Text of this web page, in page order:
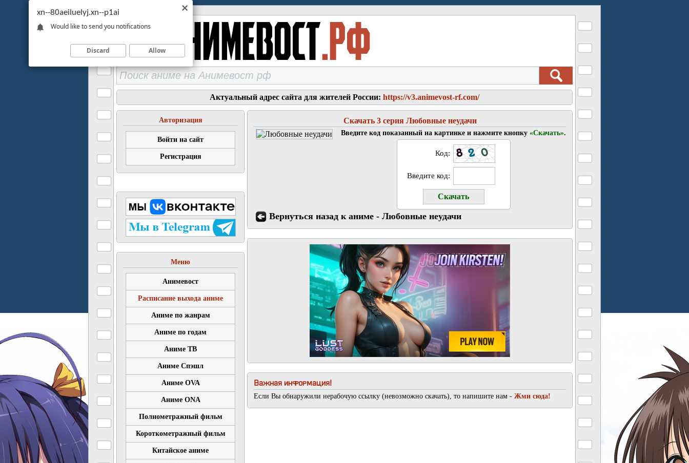
Актуальный адрес сайта для жителей России: https://v3.animevost-rf.com/
Авторизация
Войти на сайт
Регистрация
Меню
Анимевост
Расписание выхода аниме
Аниме по жанрам
Аниме по годам
Аниме ТВ
Аниме Спэшл
Аниме OVA
Аниме ONA
Полнометражный фильм
Короткометражный фильм
Китайское аниме
Скачать 3 серия Любовные неудачи
Введите код показанный на картинке и нажмите кнопку «Скачать».
Код:
Введите код:
Вернуться назад к аниме - Любовные неудачи
Важная информация!
Если Вы обнаружили нерабочую ссылку (невозможно скачать), то напишите нам - Жми сюда!
xn--80aeiluelyj.xn--p1ai
Would like to send you notifications
Discard Allow